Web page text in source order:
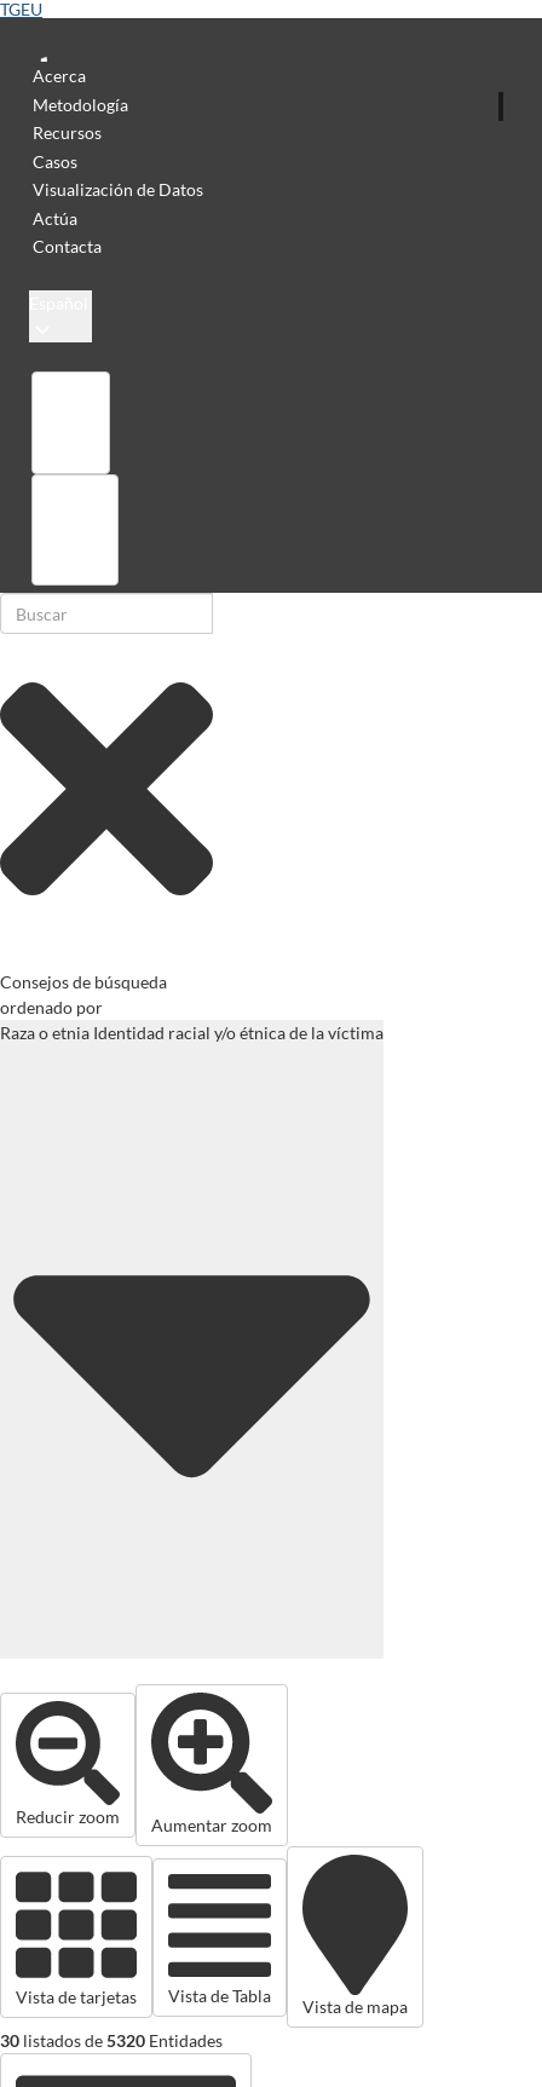
TGEU
Acerca
Metodología
Recursos
Casos
Visualización de Datos
Actúa
Contacta
Consejos de búsqueda
ordenado por
Raza o etnia Identidad racial y/o étnica de la víctima
Reducir zoom Aumentar zoom
Vista de tarjetas Vista de Tabla
Vista de mapa
30 listados de5320 Entidades